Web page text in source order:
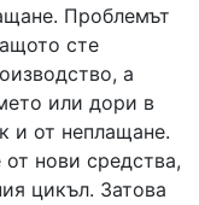
Проблемът
сте
а
или дори в
и от неплащане.
нови средства,
цикъл. Затова